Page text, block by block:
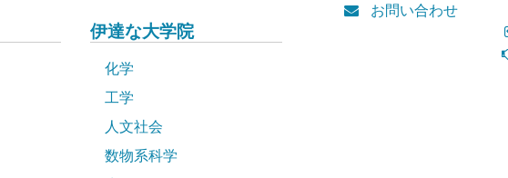
伊達な大学院
化学
工学
人文社会
数物系科学
お問い合わせ